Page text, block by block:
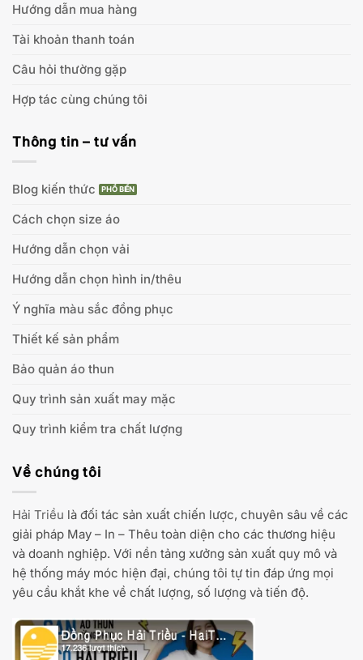
Hướng dẫn mua hàng
Tài khoản thanh toán
Câu hỏi thường gặp
Hợp tác cùng chúng tôi
Thông tin – tư vấn
Blog kiến thức
Cách chọn size áo
Hướng dẫn chọn vải
Hướng dẫn chọn hình in/thêu
Ý nghĩa màu sắc đồng phục
Thiết kế sản phẩm
Bảo quản áo thun
Quy trình sản xuất may mặc
Quy trình kiểm tra chất lượng
Về chúng tôi
Hải Triều là đối tác sản xuất chiến lược, chuyên sâu về các
giải pháp May – In – Thêu toàn diện cho các thương hiệu
và doanh nghiệp. Với nền tảng xưởng sản xuất quy mô và
hệ thống máy móc hiện đại, chúng tôi tự tin đáp ứng mọi
yêu cầu khắt khe về chất lượng, số lượng và tiến độ.